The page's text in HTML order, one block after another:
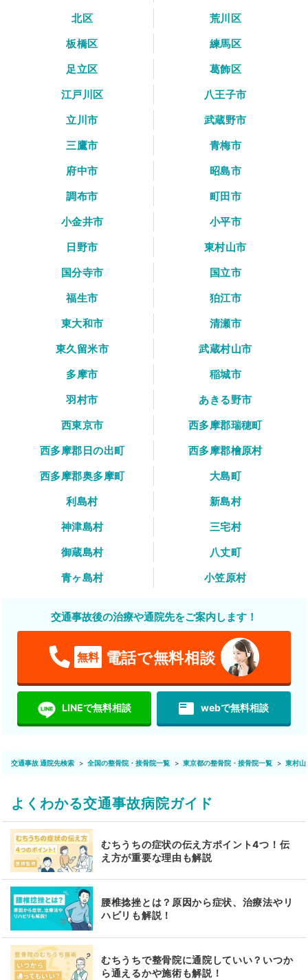
北区
荒川区
板橋区
練馬区
足立区
葛飾区
江戸川区
八王子市
立川市
武蔵野市
三鷹市
青梅市
府中市
昭島市
調布市
町田市
小金井市
小平市
日野市
東村山市
国分寺市
国立市
福生市
狛江市
東大和市
清瀬市
東久留米市
武蔵村山市
多摩市
稲城市
羽村市
あきる野市
西東京市
西多摩郡瑞穂町
西多摩郡日の出町
西多摩郡檜原村
西多摩郡奥多摩町
大島町
利島村
新島村
神津島村
三宅村
御蔵島村
八丈町
青ヶ島村
小笠原村
交通事故後の治療や通院先をご案内します！
無料 電話で無料相談
LINEで無料相談 featured_play_list webで無料相談
交通事故 通院先検索 全国の整骨院・接骨院一覧 東京都の整骨院・接骨院一覧 東村山
よくわかる交通事故病院ガイド
むちうちの症状の伝え方ポイント4つ！伝
え方が重要な理由も解説
腰椎捻挫とは？原因から症状、治療法やリ
ハビリも解説！
むちうちで整骨院に通院していい？いつか
ら通えるかや施術も解説！